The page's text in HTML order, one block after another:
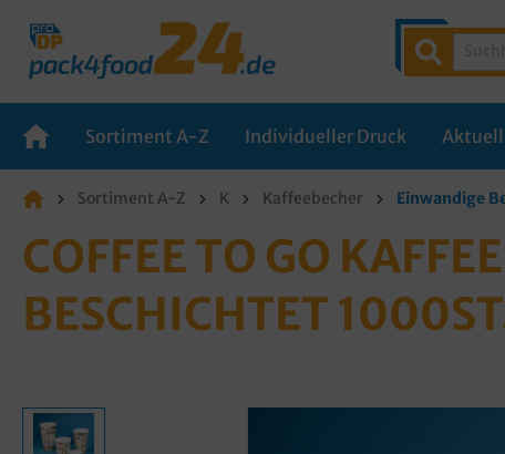
Sortiment A-Z Individueller Druck
Sortiment A-Z K Kaffeebecher Einwandige
COFFEE TO GO
BESCHICHTET